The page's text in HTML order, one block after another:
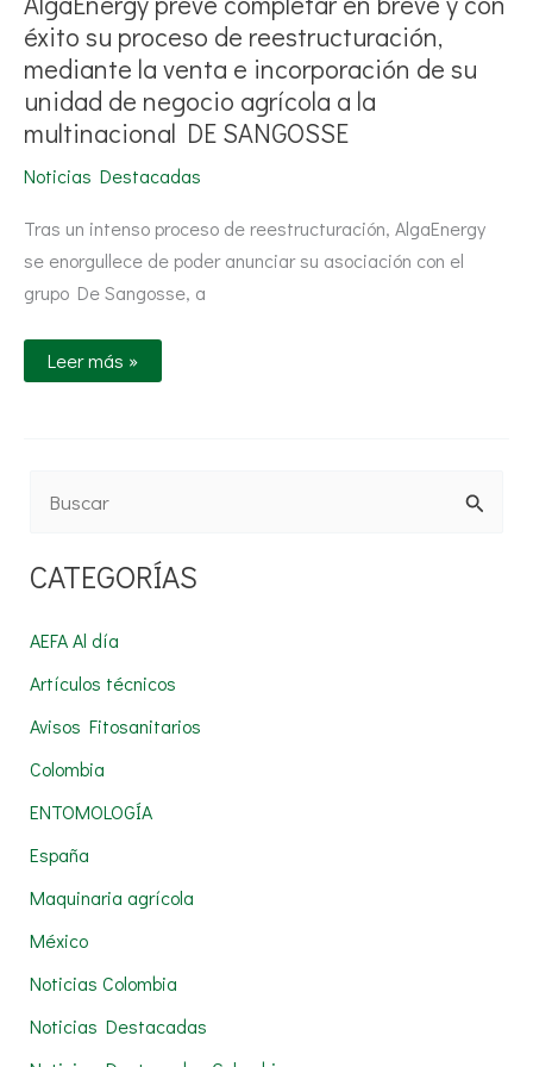
éxito su proceso de reestructuración,
mediante la venta e incorporación de su
unidad de negocio agrícola a la
multinacional DE SANGOSSE
Noticias Destacadas
Tras un intenso proceso de reestructuración, AlgaEnergy
se enorgullece de poder anunciar su asociación con el
grupo De Sangosse, a
unidad
de
negocio
agrícola
a
la
multinacional
DE
Leer más »
s
r
p
o
r
:
CATEGORÍAS
AEFA Al día
Artículos técnicos
Avisos Fitosanitarios
Colombia
ENTOMOLOGÍA
España
Maquinaria agrícola
México
Noticias Colombia
Noticias Destacadas